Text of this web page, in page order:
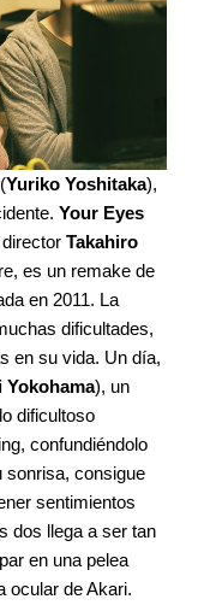
Yuriko Yoshitaka),
Your Eyes
Takahiro
es un remake de
en 2011. La
dificultades,
en su vida. Un día,
Yokohama), un
dificultoso
confundiéndolo
sonrisa, consigue
sentimientos
dos llega a ser tan
en una pelea
ocular de Akari.